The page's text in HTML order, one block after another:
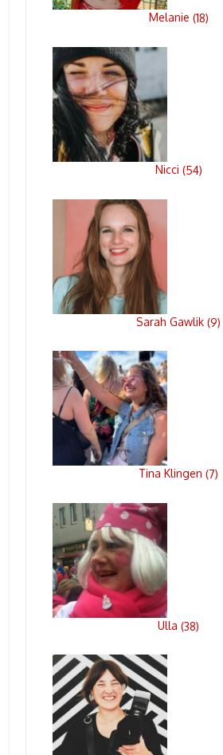
Melanie (18)
Nicci (54)
Sarah Gawlik (9)
Tina Klingen (7)
Ulla (38)